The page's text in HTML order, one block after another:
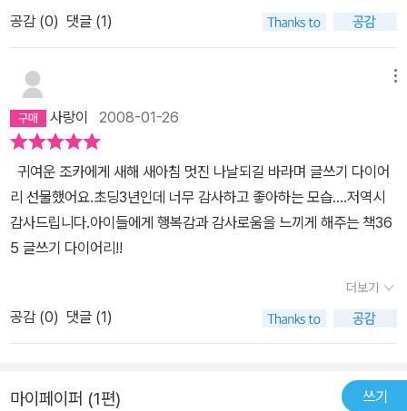
공감 (0) 댓글 (1)
사랑이 2008-01-26
귀여운 조카에게 새해 새아침 멋진 나날되길 바라며 글쓰기 다이어
리 선물했어요.초딩3년인데 너무 감사하고 좋아하는 모습....저역시
감사드립니다.아이들에게 행복감과 감사로움을 느끼게 해주는 책36
5 글쓰기 다이어리!!
더보기
공감 (0) 댓글 (1)
마이페이퍼 (1편) 쓰기